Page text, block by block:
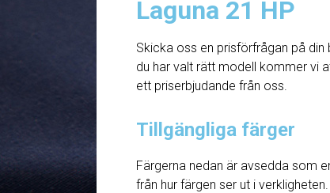
Laguna 21 HP
Skicka oss en prisförfrågan på
du har valt rätt modell kommer vi
ett priserbjudande från oss.
Tillgängliga färger
Färgerna nedan är avsedda som
från hur färgen ser ut i